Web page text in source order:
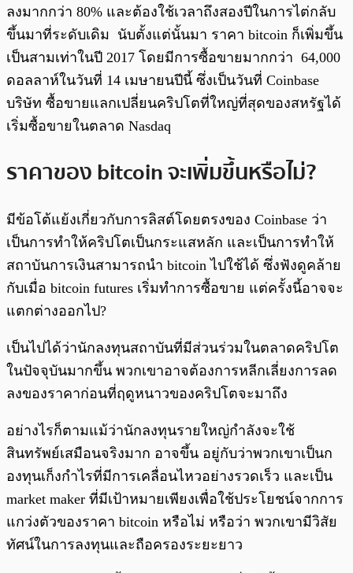
ลงมากกว่า 80% และต้องใช้เวลาถึงสองปีในการไต่กลับ
ขึ้นมาที่ระดับเดิม นับตั้งแต่นั้นมา ราคา bitcoin ก็เพิ่มขึ้น
เป็นสามเท่าในปี 2017 โดยมีการซื้อขายมากกว่า 64,000
ดอลลาห์ในวันที่ 14 เมษายนปีนี้ ซึ่งเป็นวันที่ Coinbase
บริษัท ซื้อขายแลกเปลี่ยนคริปโตที่ใหญ่ที่สุดของสหรัฐได้
เริ่มซื้อขายในตลาด Nasdaq
ราคาของ bitcoin จะเพิ่มขึ้นหรือไม่?
มีข้อโต้แย้งเกี่ยวกับการลิสต์โดยตรงของ Coinbase ว่า
เป็นการทำให้คริปโตเป็นกระแสหลัก และเป็นการทำให้
สถาบันการเงินสามารถนำ bitcoin ไปใช้ได้ ซึ่งฟังดูคล้าย
กับเมื่อ bitcoin futures เริ่มทำการซื้อขาย แต่ครั้งนี้อาจจะ
แตกต่างออกไป?
เป็นไปได้ว่านักลงทุนสถาบันที่มีส่วนร่วมในตลาดคริปโต
ในปัจจุบันมากขึ้น พวกเขาอาจต้องการหลีกเลี่ยงการลด
ลงของราคาก่อนที่ฤดูหนาวของคริปโตจะมาถึง
อย่างไรก็ตามแม้ว่านักลงทุนรายใหญ่กำลังจะใช้
สินทรัพย์เสมือนจริงมาก อาจขึ้น อยู่กับว่าพวกเขาเป็นก
องทุนเก็งกำไรที่มีการเคลื่อนไหวอย่างรวดเร็ว และเป็น
market maker ที่มีเป้าหมายเพียงเพื่อใช้ประโยชน์จากการ
แกว่งตัวของราคา bitcoin หรือไม่ หรือว่า พวกเขามีวิสัย
ทัศน์ในการลงทุนและถือครองระยะยาว